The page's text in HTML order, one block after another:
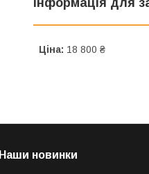
Інформація для
Ціна: 18 800 ₴
Наши новинки